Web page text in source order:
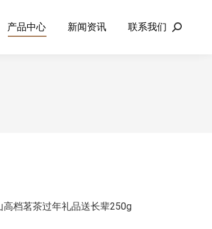
产品中心 新闻资讯 联系我们 Search:
档茗茶过年礼品送长辈250g